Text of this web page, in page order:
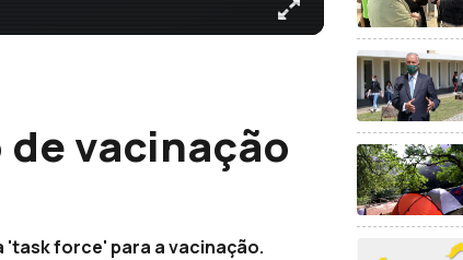
vacinação
'task force' para a vacinação.